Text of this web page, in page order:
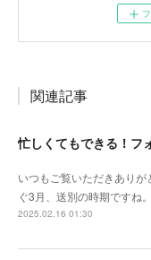
関連記事
忙しくてもできる！フ
いつもご覧いただきあり
ぐ3月、送別の時期ですね
2025.02.16 01:30